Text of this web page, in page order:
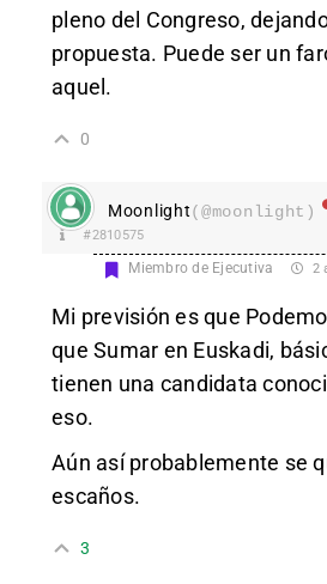
pleno del Congreso,
propuesta. Puede ser un
aquel.
0
Moonlight(@moonlight)
#2810575
Miembro de Ejecutiva 2
Mi previsión es que
que Sumar en Euskadi,
tienen una candidata
eso.
Aún así probablemente se
escaños.
3